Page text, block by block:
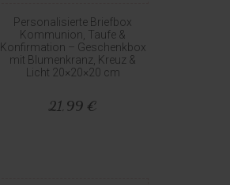
Personalisierte Briefbox
Kommunion, Taufe &
Konfirmation – Geschenkbox
mit Blumenkranz, Kreuz &
Licht 20×20×20 cm
21,99 €